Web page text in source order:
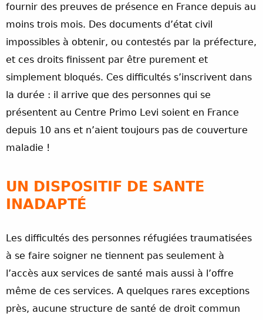
fournir des preuves de présence en France depuis au
moins trois mois. Des documents d’état civil
impossibles à obtenir, ou contestés par la préfecture,
et ces droits finissent par être purement et
simplement bloqués. Ces difficultés s’inscrivent dans
la durée : il arrive que des personnes qui se
présentent au Centre Primo Levi soient en France
depuis 10 ans et n’aient toujours pas de couverture
maladie !
UN DISPOSITIF DE SANTE
INADAPTÉ
Les difficultés des personnes réfugiées traumatisées
à se faire soigner ne tiennent pas seulement à
l’accès aux services de santé mais aussi à l’offre
même de ces services. A quelques rares exceptions
près, aucune structure de santé de droit commun